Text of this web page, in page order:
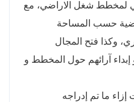
لمخطط شغل الاراضي، مع
حسب المساحة
وكذا فتح المجال
إبداء آرائهم حول المخطط و
ما تم إدراجه